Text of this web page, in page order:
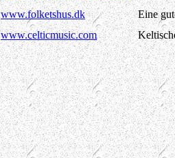
www.folketshus.dk
Eine
www.celticmusic.com